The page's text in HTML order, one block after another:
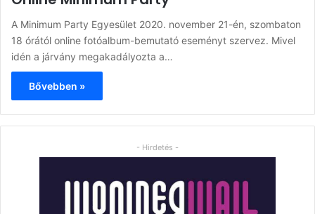
A Minimum Party Egyesület 2020. november 21-én, szombaton
18 órától online fotóalbum-bemutató eseményt szervez. Mivel
idén a járvány megakadályozta a…
Bővebben »
- Hirdetés -